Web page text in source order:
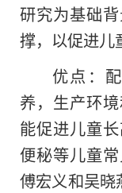
研究为基础
撑，以促进儿
优点：
养，生产环
能促进儿童
便秘等儿童
傅宏义和吴晓